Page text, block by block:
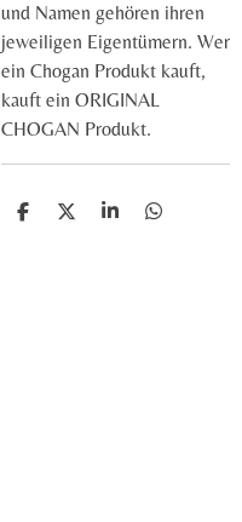
und Namen gehören ihren
jeweiligen Eigentümern. Wer
ein Chogan Produkt kauft,
kauft ein ORIGINAL
CHOGAN Produkt.
T
T
T
T